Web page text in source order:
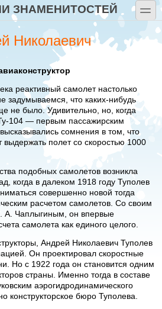
ЗНАМЕНИТОСТЕЙ toggle
Николаевич
реактивный самолет настолько
задумываемся, что каких-нибудь
не было. Удивительно, но, когда
104 — первым пассажирским
сомнения в том, что
полет со скоростью 1000
подобных самолетов возникла
когда в далеком 1918 году Туполев
совершенно новой тогда
расчетом самолетов. Со своим
А. Чаплыгиным, он впервые
самолета как единого целого.
Андрей Николаевич Туполев
Он проектировал скоростные
Но с 1922 года он становится одним
страны. Именно тогда в составе
аэрогидродинамического
конструкторское бюро Туполева.